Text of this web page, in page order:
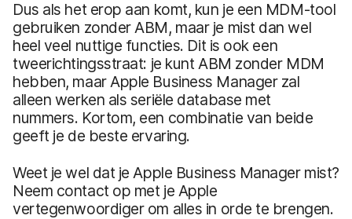
Dus als het erop aan komt, kun je een MDM-tool
gebruiken zonder ABM, maar je mist dan wel
heel veel nuttige functies. Dit is ook een
tweerichtingsstraat: je kunt ABM zonder MDM
hebben, maar Apple Business Manager zal
alleen werken als seriële database met
nummers. Kortom, een combinatie van beide
geeft je de beste ervaring.
Weet je wel dat je Apple Business Manager mist?
Neem contact op met je Apple
vertegenwoordiger om alles in orde te brengen.